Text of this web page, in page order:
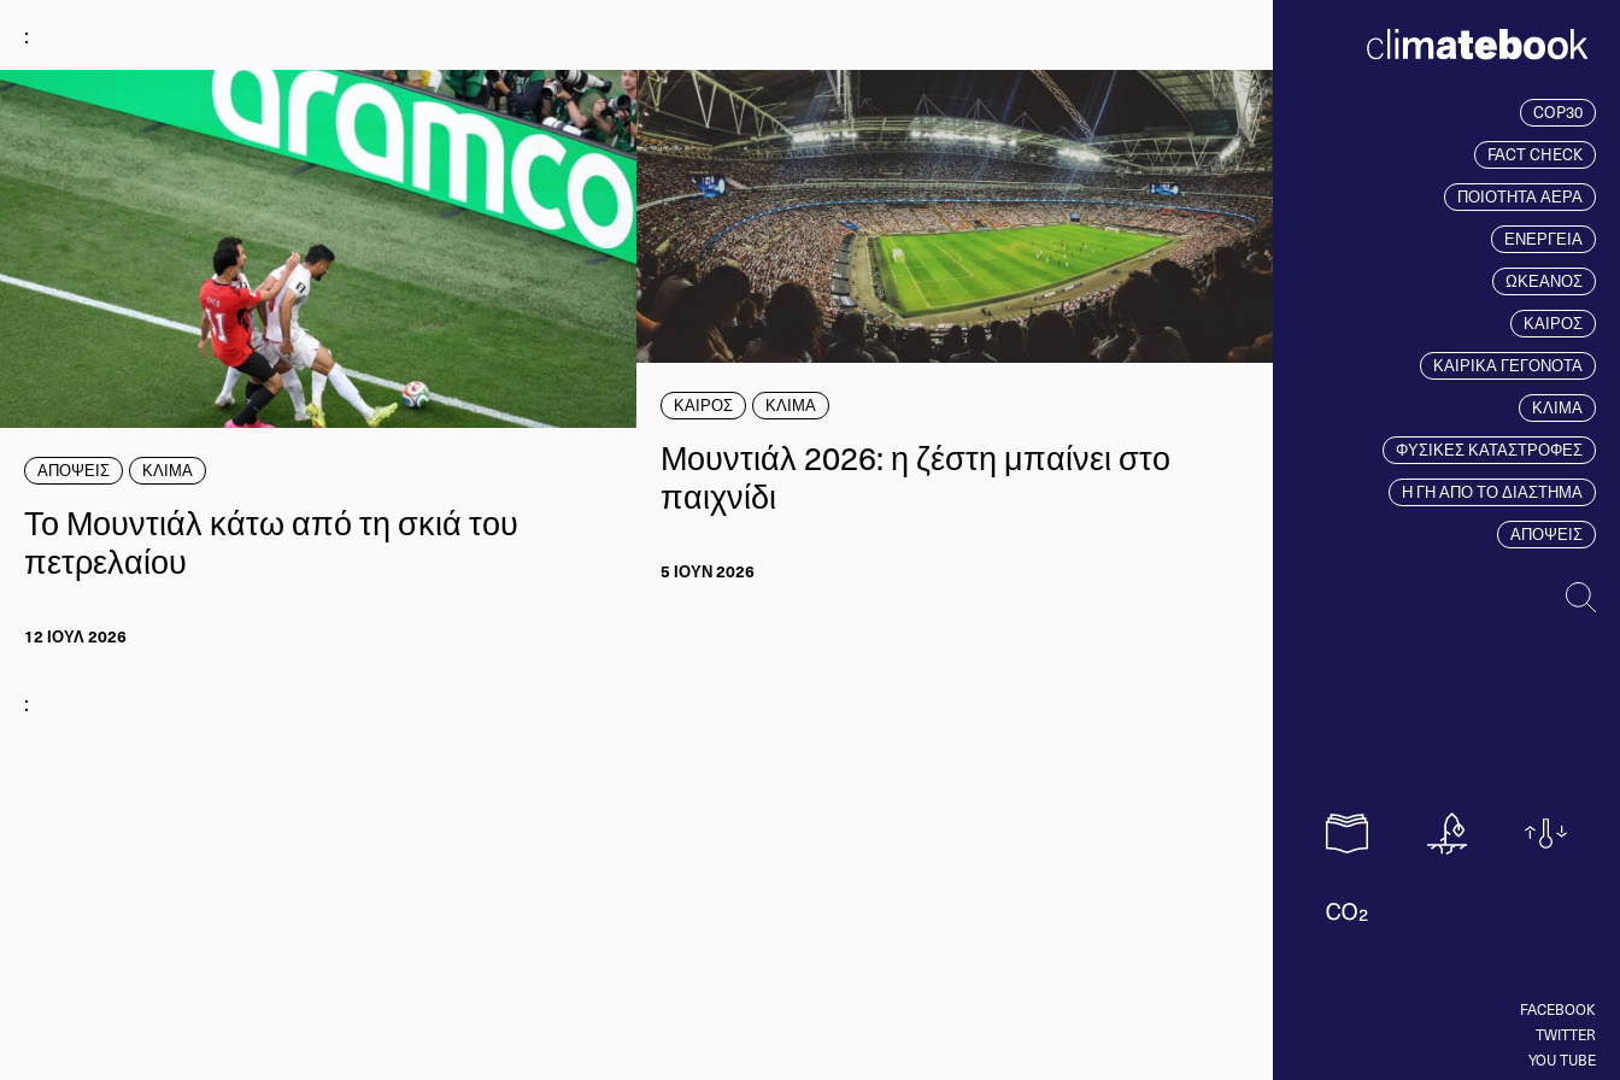
COP30
FACT CHECK
ΠΟΙΟΤΗΤΑ ΑΕΡΑ
ΕΝΕΡΓΕΙΑ
ΩΚΕΑΝΟΣ
ΚΑΙΡΟΣ
ΚΑΙΡΙΚΑ ΓΕΓΟΝΟΤΑ
ΚΛΙΜΑ
ΦΥΣΙΚΕΣ ΚΑΤΑΣΤΡΟΦΕΣ
Η ΓΗ ΑΠΟ ΤΟ ΔΙΑΣΤΗΜΑ
ΑΠΟΨΕΙΣ
FACEBOOK
TWITTER
YOU TUBE
:
ΑΠΟΨΕΙΣ ΚΛΙΜΑ
Το Μουντιάλ κάτω από τη σκιά του
πετρελαίου
12 ΙΟΥΛ 2026
ΚΑΙΡΟΣ ΚΛΙΜΑ
Μουντιάλ 2026: η ζέστη μπαίνει στο
παιχνίδι
5 ΙΟΥΝ 2026
: